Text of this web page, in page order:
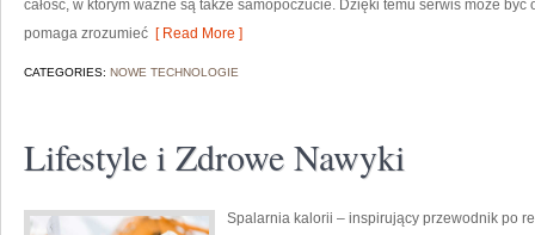
całość, w którym ważne są także samopoczucie. Dzięki temu serwis może
pomaga zrozumieć [ Read More ]
CATEGORIES: NOWE TECHNOLOGIE
Lifestyle i Zdrowe Nawyki
Spalarnia kalorii – inspirujący przewodnik po